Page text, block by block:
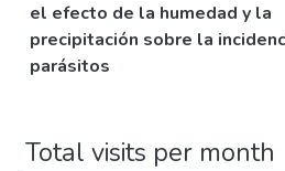
el efecto de la humedad y la
precipitación sobre la
parásitos
Total visits per month